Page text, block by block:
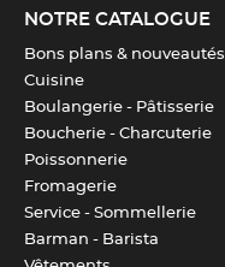
NOTRE CATALOGUE
Bons plans & nouveautés
Cuisine
Boulangerie - Pâtisserie
Boucherie - Charcuterie
Poissonnerie
Fromagerie
Service - Sommellerie
Barman - Barista